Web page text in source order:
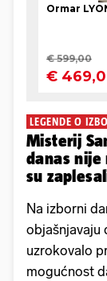
LEGENDE O
Misterij
danas
su
Na izborni
objašnjavaju
uzrokovalo
mogućnost